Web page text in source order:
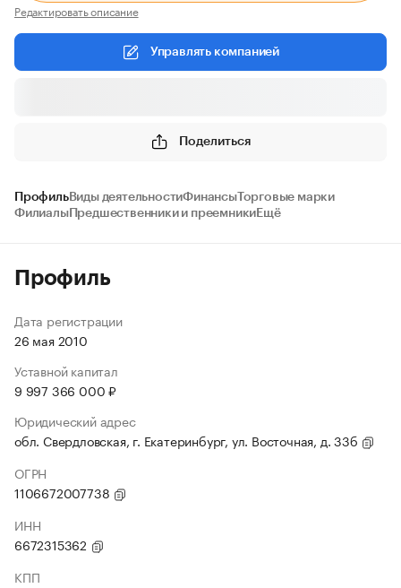
Редактировать описание
Управлять компанией
Поделиться
ПрофильВиды деятельностиФинансыТорговые марки
ФилиалыПредшественники и преемники Ещё
Профиль
Дата регистрации
26 мая 2010
Уставной капитал
9 997 366 000 ₽
Юридический адрес
обл. Свердловская, г. Екатеринбург, ул. Восточная, д. 33б
ОГРН
1106672007738
ИНН
6672315362
КПП